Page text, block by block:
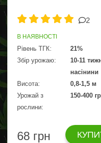
2
В НАЯВНОСТІ
Рівень ТГК:
21%
Збір урожаю:
10-11
насінини
Висота:
0,8-1,5 м
Урожай з
рослини:
150-400 гр
68 грн